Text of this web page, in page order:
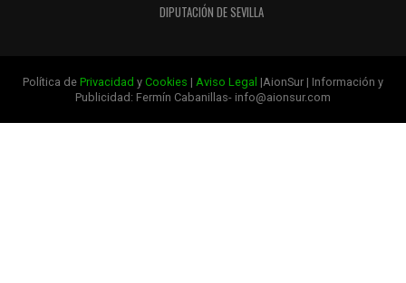
DIPUTACIÓN DE SEVILLA
Política de Privacidad y Cookies | Aviso Legal |AionSur | Información y
Publicidad: Fermín Cabanillas- info@aionsur.com